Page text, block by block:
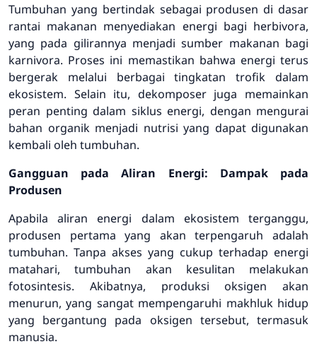
Tumbuhan yang bertindak sebagai produsen di dasar
rantai makanan menyediakan energi bagi herbivora,
yang pada gilirannya menjadi sumber makanan bagi
karnivora. Proses ini memastikan bahwa energi terus
bergerak melalui berbagai tingkatan trofik dalam
ekosistem. Selain itu, dekomposer juga memainkan
peran penting dalam siklus energi, dengan mengurai
bahan organik menjadi nutrisi yang dapat digunakan
kembali oleh tumbuhan.
Gangguan pada Aliran Energi: Dampak pada
Produsen
Apabila aliran energi dalam ekosistem terganggu,
produsen pertama yang akan terpengaruh adalah
tumbuhan. Tanpa akses yang cukup terhadap energi
matahari, tumbuhan akan kesulitan melakukan
fotosintesis. Akibatnya, produksi oksigen akan
menurun, yang sangat mempengaruhi makhluk hidup
yang bergantung pada oksigen tersebut, termasuk
manusia.